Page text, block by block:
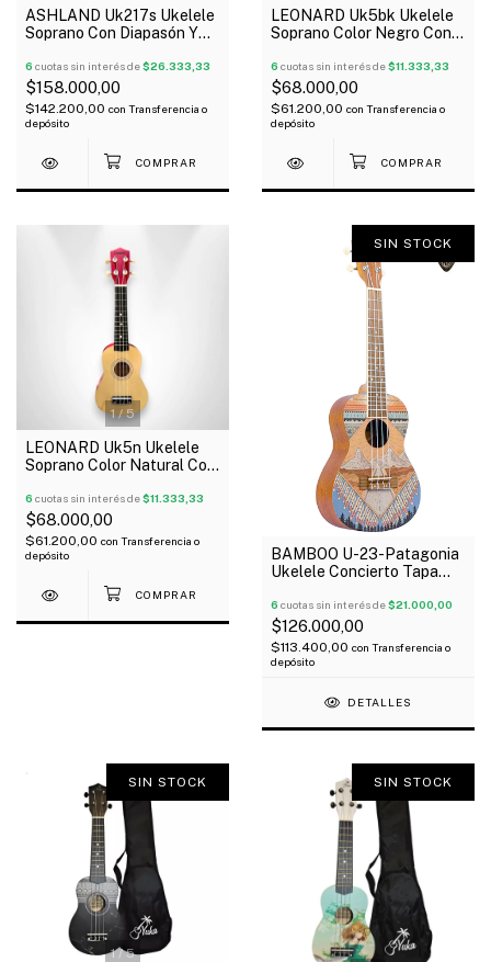
ASHLAND Uk217s Ukelele
Soprano Con Diapasón Y
Okoume
6 cuotas sin interés de$26.333,33
$158.000,00
$142.200,00 con Transferencia o
depósito
LEONARD Uk5bk Ukelele
Soprano Color Negro Con
6 cuotas sin interés de$11.333,33
$68.000,00
$61.200,00 con Transferencia o
depósito
1/5
LEONARD Uk5n Ukelele
Soprano Color Natural Con
6 cuotas sin interés de$11.333,33
$68.000,00
$61.200,00 con Transferencia o
depósito
SIN STOCK
BAMBOO U-23-Patagonia
Ukelele Concierto Tapa
6 cuotas sin interés de$21.000,00
$126.000,00
$113.400,00 con Transferencia o
depósito
DETALLES
1/5
SIN STOCK SIN STOCK